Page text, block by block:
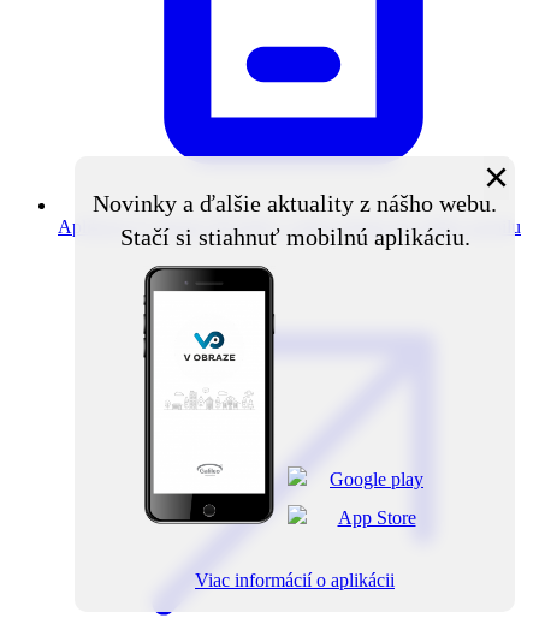
Aplikácia V obraze Novinky z obce priamo do vášho mobilu
Novinky a ďalšie aktuality z nášho webu.
Stačí si stiahnuť mobilnú aplikáciu.
×
Viac informácií o aplikácii